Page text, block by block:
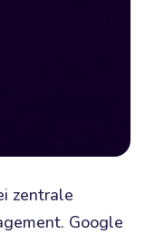
zentrale
Google